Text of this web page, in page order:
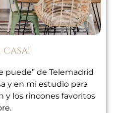
puede” de Telemadrid
y en mi estudio para
y los rincones favoritos